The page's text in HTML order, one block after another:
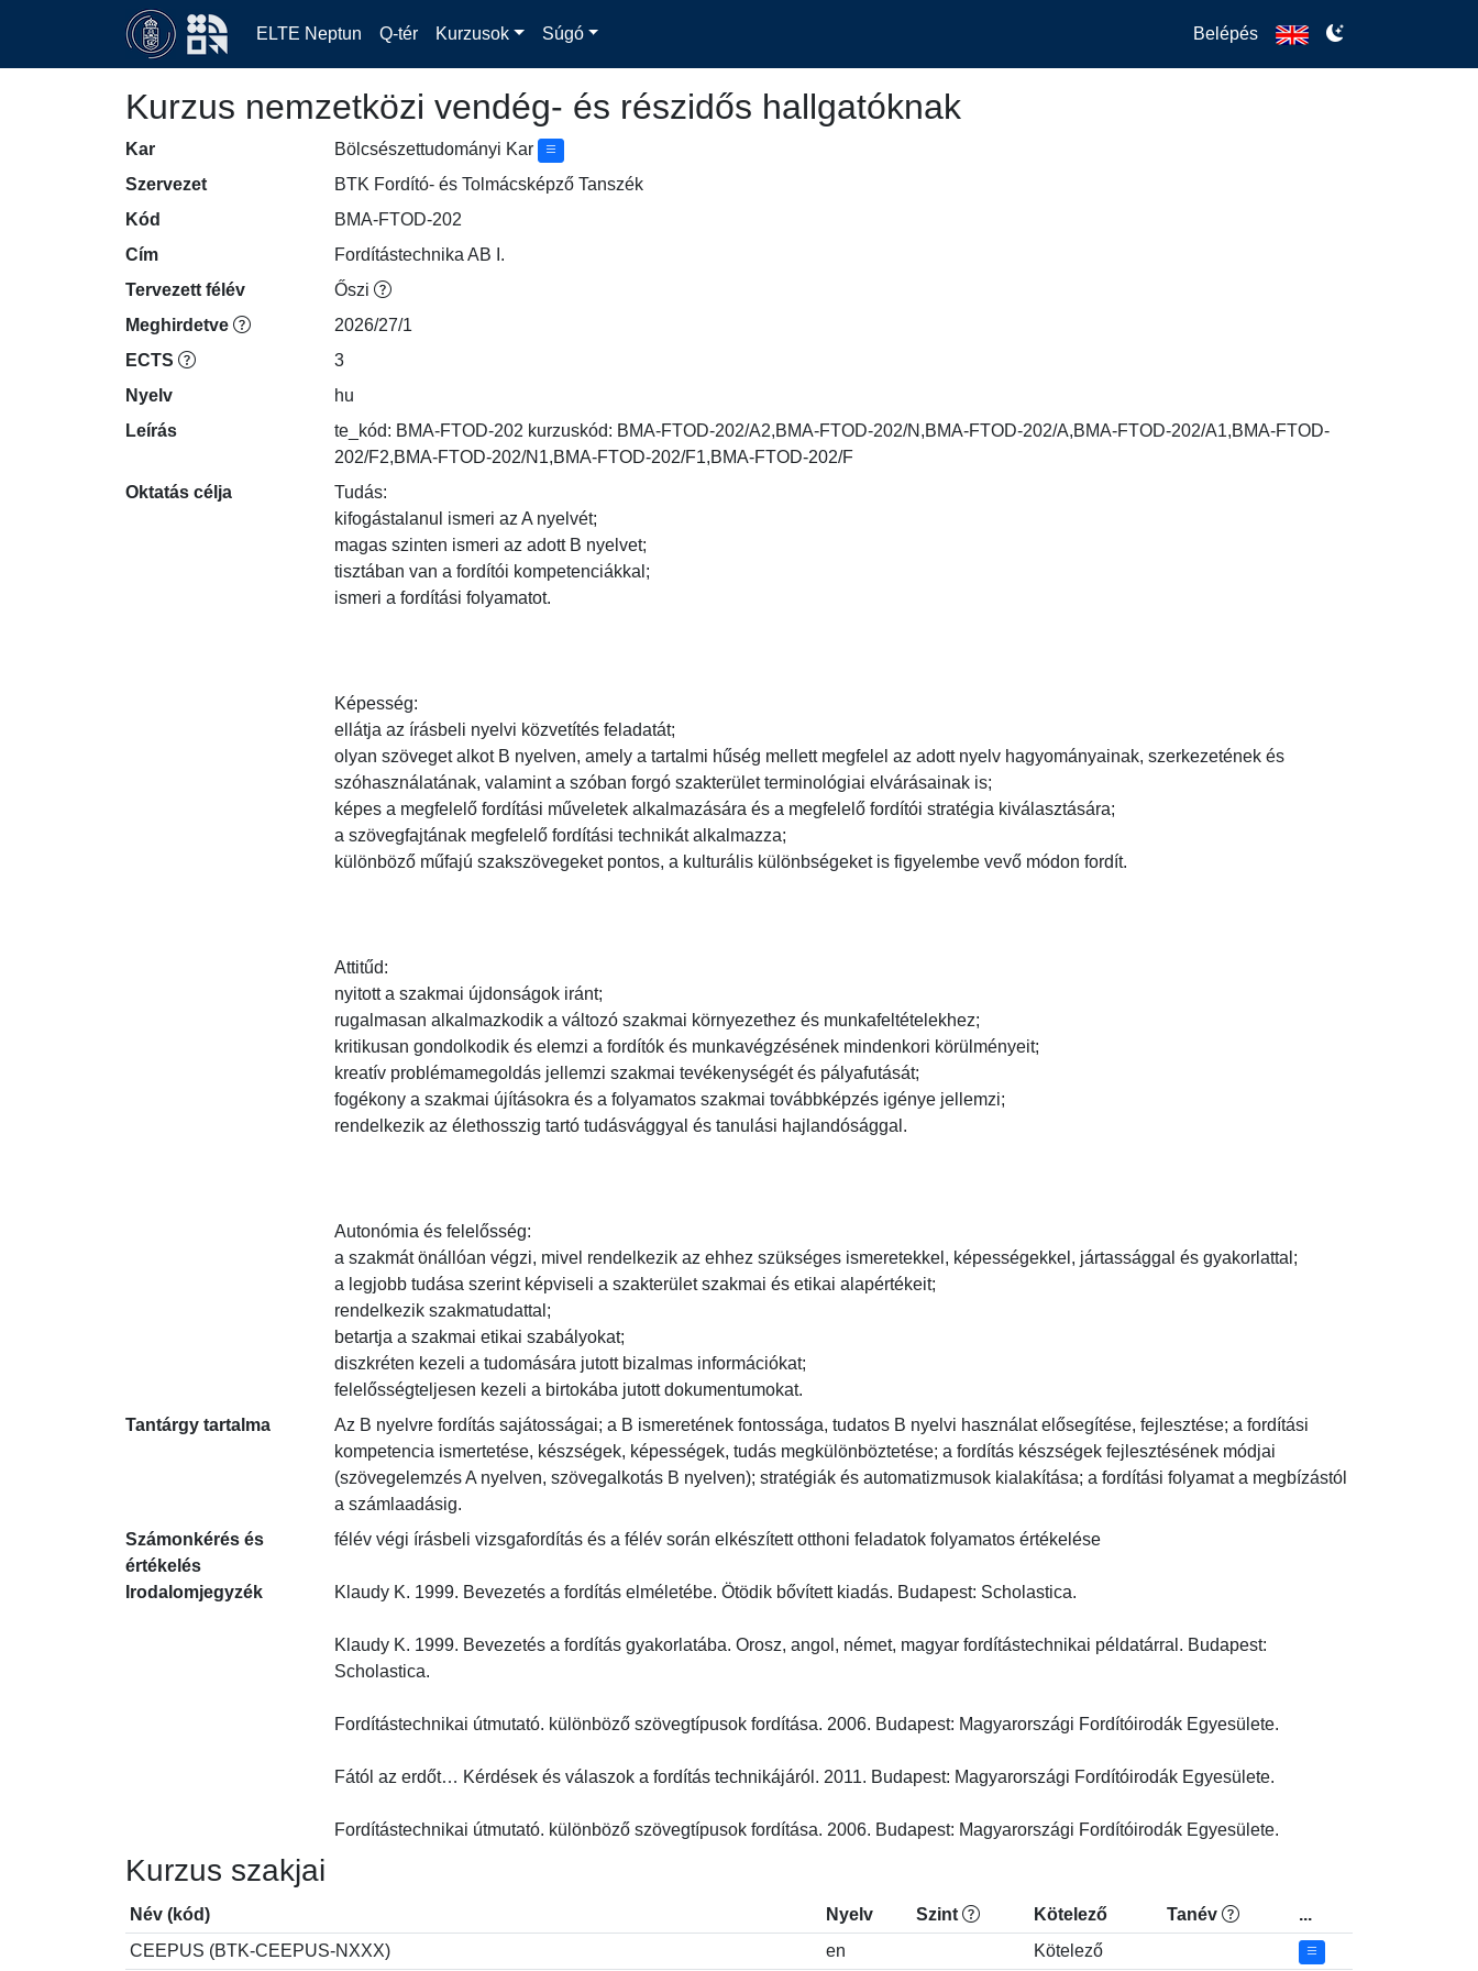
ELTE Neptun Q-tér Kurzusok Súgó Belépés
Kurzus nemzetközi vendég- és részidős hallgatóknak
Kar
Bölcsészettudományi Kar
Szervezet
BTK Fordító- és Tolmácsképző Tanszék
Kód
BMA-FTOD-202
Cím
Fordítástechnika AB I.
Tervezett félév
Őszi
Meghirdetve
2026/27/1
ECTS
3
Nyelv
hu
Leírás
te_kód: BMA-FTOD-202 kurzuskód: BMA-FTOD-202/A2,BMA-FTOD-202/N,BMA-FTOD-202/A,BMA-FTOD-202/A1,BMA-FTOD-
202/F2,BMA-FTOD-202/N1,BMA-FTOD-202/F1,BMA-FTOD-202/F
Oktatás célja
Tudás:
kifogástalanul ismeri az A nyelvét;
magas szinten ismeri az adott B nyelvet;
tisztában van a fordítói kompetenciákkal;
ismeri a fordítási folyamatot.
Képesség:
ellátja az írásbeli nyelvi közvetítés feladatát;
olyan szöveget alkot B nyelven, amely a tartalmi hűség mellett megfelel az adott nyelv hagyományainak, szerkezetének és
szóhasználatának, valamint a szóban forgó szakterület terminológiai elvárásainak is;
képes a megfelelő fordítási műveletek alkalmazására és a megfelelő fordítói stratégia kiválasztására;
a szövegfajtának megfelelő fordítási technikát alkalmazza;
különböző műfajú szakszövegeket pontos, a kulturális különbségeket is figyelembe vevő módon fordít.
Attitűd:
nyitott a szakmai újdonságok iránt;
rugalmasan alkalmazkodik a változó szakmai környezethez és munkafeltételekhez;
kritikusan gondolkodik és elemzi a fordítók és munkavégzésének mindenkori körülményeit;
kreatív problémamegoldás jellemzi szakmai tevékenységét és pályafutását;
fogékony a szakmai újításokra és a folyamatos szakmai továbbképzés igénye jellemzi;
rendelkezik az élethosszig tartó tudásvággyal és tanulási hajlandósággal.
Autonómia és felelősség:
a szakmát önállóan végzi, mivel rendelkezik az ehhez szükséges ismeretekkel, képességekkel, jártassággal és gyakorlattal;
a legjobb tudása szerint képviseli a szakterület szakmai és etikai alapértékeit;
rendelkezik szakmatudattal;
betartja a szakmai etikai szabályokat;
diszkréten kezeli a tudomására jutott bizalmas információkat;
felelősségteljesen kezeli a birtokába jutott dokumentumokat.
Tantárgy tartalma
Az B nyelvre fordítás sajátosságai; a B ismeretének fontossága, tudatos B nyelvi használat elősegítése, fejlesztése; a fordítási
kompetencia ismertetése, készségek, képességek, tudás megkülönböztetése; a fordítás készségek fejlesztésének módjai
(szövegelemzés A nyelven, szövegalkotás B nyelven); stratégiák és automatizmusok kialakítása; a fordítási folyamat a megbízástól
a számlaadásig.
Számonkérés és
értékelés
félév végi írásbeli vizsgafordítás és a félév során elkészített otthoni feladatok folyamatos értékelése
Irodalomjegyzék Klaudy K. 1999. Bevezetés a fordítás elméletébe. Ötödik bővített kiadás. Budapest: Scholastica.
Klaudy K. 1999. Bevezetés a fordítás gyakorlatába. Orosz, angol, német, magyar fordítástechnikai példatárral. Budapest:
Scholastica.
Fordítástechnikai útmutató. különböző szövegtípusok fordítása. 2006. Budapest: Magyarországi Fordítóirodák Egyesülete.
Fától az erdőt… Kérdések és válaszok a fordítás technikájáról. 2011. Budapest: Magyarországi Fordítóirodák Egyesülete.
Fordítástechnikai útmutató. különböző szövegtípusok fordítása. 2006. Budapest: Magyarországi Fordítóirodák Egyesülete.
Kurzus szakjai
Név (kód) Nyelv Szint Kötelező Tanév
...
CEEPUS (BTK-CEEPUS-NXXX)
en Kötelező